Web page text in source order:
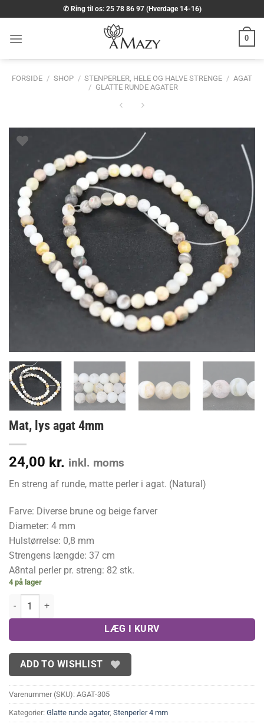
til
indhold
✆ Ring til os: 25 78 86 97 (Hverdage 14-16)
0
FORSIDE / SHOP / STENPERLER, HELE OG HALVE STRENGE / AGAT
/ GLATTE RUNDE AGATER
Mat, lys agat 4mm
24,00 kr. inkl. moms
En streng af runde, matte perler i agat. (Natural)
Farve: Diverse brune og beige farver
Diameter: 4 mm
Hulstørrelse: 0,8 mm
Strengens længde: 37 cm
A8ntal perler pr. streng: 82 stk.
4 på lager
Mat, lys agat 4mm antal
LÆG I KURV
ADD TO WISHLIST
Varenummer (SKU): AGAT-305
Kategorier: Glatte runde agater, Stenperler 4 mm